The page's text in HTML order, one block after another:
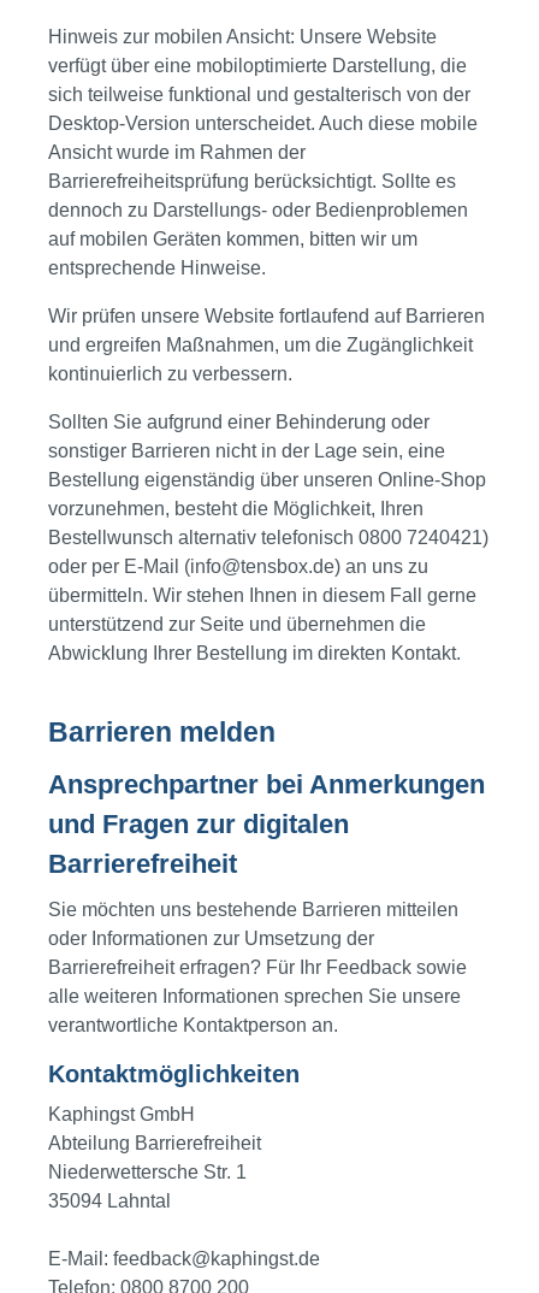
Hinweis zur mobilen Ansicht: Unsere Website
verfügt über eine mobiloptimierte Darstellung, die
sich teilweise funktional und gestalterisch von der
Desktop-Version unterscheidet. Auch diese mobile
Ansicht wurde im Rahmen der
Barrierefreiheitsprüfung berücksichtigt. Sollte es
dennoch zu Darstellungs- oder Bedienproblemen
auf mobilen Geräten kommen, bitten wir um
entsprechende Hinweise.
Wir prüfen unsere Website fortlaufend auf Barrieren
und ergreifen Maßnahmen, um die Zugänglichkeit
kontinuierlich zu verbessern.
Sollten Sie aufgrund einer Behinderung oder
sonstiger Barrieren nicht in der Lage sein, eine
Bestellung eigenständig über unseren Online-Shop
vorzunehmen, besteht die Möglichkeit, Ihren
Bestellwunsch alternativ telefonisch 0800 7240421)
oder per E-Mail (info@tensbox.de) an uns zu
übermitteln. Wir stehen Ihnen in diesem Fall gerne
unterstützend zur Seite und übernehmen die
Abwicklung Ihrer Bestellung im direkten Kontakt.
Barrieren melden
Ansprechpartner bei Anmerkungen
und Fragen zur digitalen
Barrierefreiheit
Sie möchten uns bestehende Barrieren mitteilen
oder Informationen zur Umsetzung der
Barrierefreiheit erfragen? Für Ihr Feedback sowie
alle weiteren Informationen sprechen Sie unsere
verantwortliche Kontaktperson an.
Kontaktmöglichkeiten
Kaphingst GmbH
Abteilung Barrierefreiheit
Niederwettersche Str. 1
35094 Lahntal
E-Mail: feedback@kaphingst.de
Telefon: 0800 8700 200